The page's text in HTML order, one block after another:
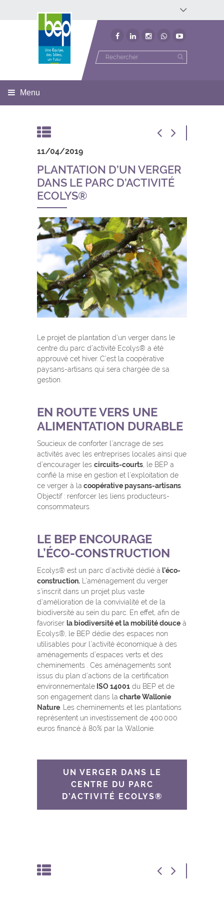
Développement économique
Développement territorial
Menu
11/04/2019
PLANTATION D’UN VERGER
DANS LE PARC D’ACTIVITÉ
ECOLYS®
Le projet de plantation d’un verger dans le
centre du parc d’activité Ecolys® a été
approuvé cet hiver. C’est la coopérative
paysans-artisans qui sera chargée de sa
gestion.
EN ROUTE VERS UNE
ALIMENTATION DURABLE
Soucieux de conforter l’ancrage de ses
activités avec les entreprises locales ainsi que
d’encourager les circuits-courts , le BEP a
confié la mise en gestion et l’exploitation de
ce verger à la coopérative paysans-artisans
Objectif : renforcer les liens producteurs-
consommateurs.
LE BEP ENCOURAGE
L’ÉCO-CONSTRUCTION
Ecolys® est un parc d’activité dédié à l’éco-
construction. L’aménagement du verger
s’inscrit dans un projet plus vaste
d’amélioration de la convivialité et de la
biodiversité au sein du parc. En effet, afin de
favoriser la biodiversité et la mobilité douce à
Ecolys®, le BEP dédie des espaces non
utilisables pour l’activité économique à des
aménagements d’espaces verts et des
cheminements . Ces aménagements sont
issus du plan d’actions de la certification
environnementale ISO 14001 du BEP et de
son engagement dans la charte Wallonie
Nature . Les cheminements et les plantations
représentent un investissement de 400.000
euros financé à 80% par la Wallonie.
UN VERGER DANS LE
CENTRE DU PARC
D’ACTIVITÉ ECOLYS®